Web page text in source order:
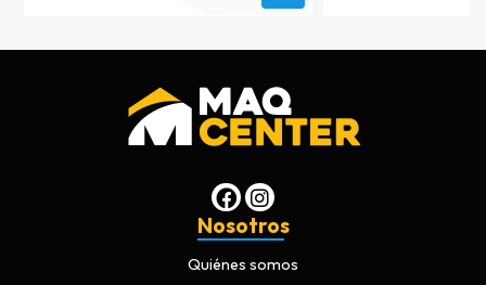
Nosotros
Quiénes somos